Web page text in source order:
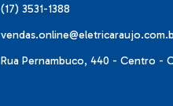
(17) 3531-1388
Rua Pernambuco, 440 - Centro -